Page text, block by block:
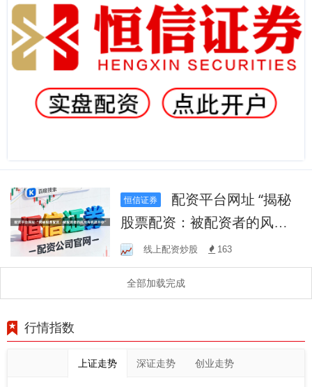
恒信证券
股票配资：被配资者的风险
与机遇并存”
线上配资炒股 163
全部加载完成
行情指数
上证走势 深证走势 创业走势